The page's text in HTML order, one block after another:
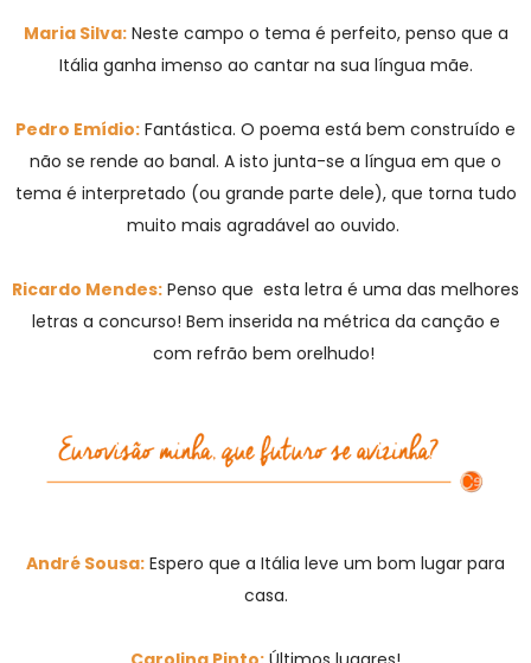
Maria Silva:Neste campo o tema é perfeito, penso que a
Itália ganha imenso ao cantar na sua língua mãe.
Pedro Emídio: Fantástica. O poema está bem construído e
não se rende ao banal. A isto junta-se a língua em que o
tema é interpretado (ou grande parte dele), que torna tudo
muito mais agradável ao ouvido.
Ricardo Mendes: Penso que esta letra é uma das melhores
letras a concurso! Bem inserida na métrica da canção e
com refrão bem orelhudo!
André Sousa: Espero que a Itália leve um bom lugar para
casa.